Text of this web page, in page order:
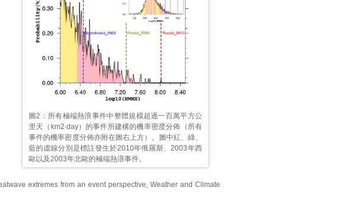
圖2：所有極端熱浪事件中整體規模超過一百萬平方公
里天（km2∙day）的事件所建構的機率密度分佈（所有
事件的機率密度分佈亦附在圖右上方）。圖中紅、綠、
藍的虛線分別是標註發生於2010年俄羅斯、2003年西
歐以及2003年北歐的極端熱浪事件。
extremes from an event perspective, Weather and Climate